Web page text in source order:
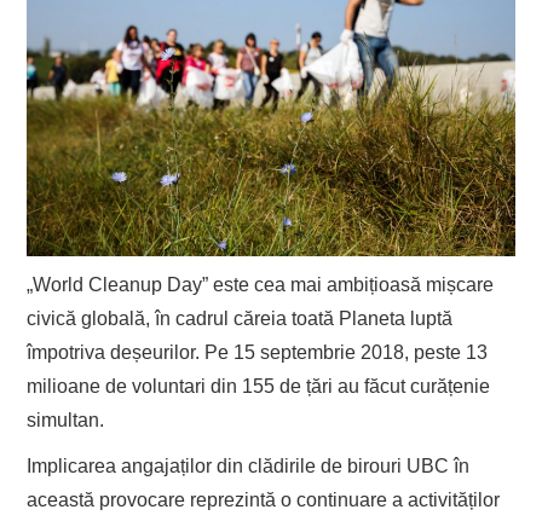
„World Cleanup Day” este cea mai ambițioasă mișcare
civică globală, în cadrul căreia toată Planeta luptă
împotriva deșeurilor. Pe 15 septembrie 2018, peste 13
milioane de voluntari din 155 de țări au făcut curățenie
simultan.
Implicarea angajaților din clădirile de birouri UBC în
această provocare reprezintă o continuare a activităților